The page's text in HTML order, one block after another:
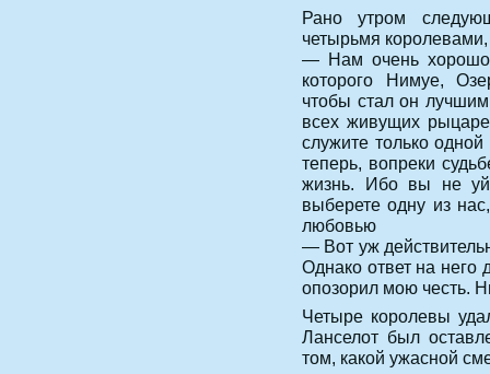
Рано утром
четырьмя
— Нам очень хорошо
которого Нимуе,
чтобы стал он
всех живущих
служите только
теперь, вопреки
жизнь. Ибо вы не
выберете одну из
любовью
— Вот уж
Однако ответ на него
опозорил мою честь.
Четыре королевы
Ланселот был
том, какой ужасной